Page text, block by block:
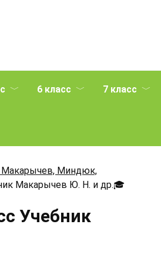
6 класс 7 класс
Макарычев, Миндюк,
Макарычев Ю. Н. и др.🎓
Учебник